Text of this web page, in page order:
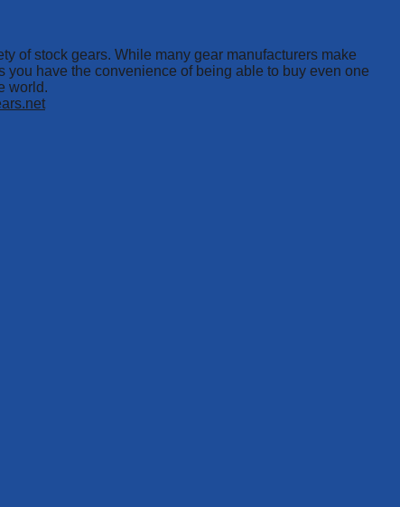
of stock gears. While many gear manufacturers make
have the convenience of being able to buy even one
world.